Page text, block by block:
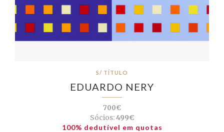
S/ TÍTULO
EDUARDO NERY
700€
Sócios:499€
100% dedutível em quotas